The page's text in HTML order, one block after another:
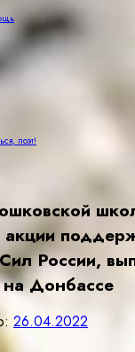
поэт!
акции
России,
Донбассе
26.04.2022